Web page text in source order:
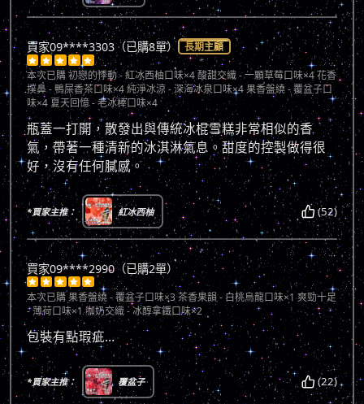
買家09****3303（已購8單） 長期主顧
    
本次已購初戀的悸動 - 紅冰西柚口味×4 酸甜交織 - 一顆草莓口味×4 花香
撲鼻 - 鴨屎香茶口味×4 純淨冰涼 - 深海冰泉口味×4 果香盤繞 - 覆盆子口
味×4 夏天回憶 - 老冰棒口味×4
瓶蓋一打開，散發出與傳統冰棍雪糕非常相似的香
氣，帶著一種清新的冰淇淋氣息。甜度的控製做得很
好，沒有任何膩感。
*買家主推： 紅冰西柚 (52)
買家09****2990（已購2單）
    
本次已購果香盤繞 - 覆盆子口味×3 茶香果韻 - 白桃烏龍口味×1 爽勁十足
- 薄荷口味×1 咖奶交織 - 冰醇拿鐵口味×2
包裝有點瑕疵…
*買家主推： 覆盆子 (22)